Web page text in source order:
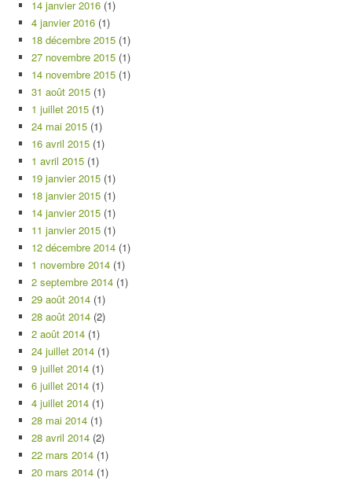
14 janvier 2016 (1)
4 janvier 2016 (1)
18 décembre 2015 (1)
27 novembre 2015 (1)
14 novembre 2015 (1)
31 août 2015 (1)
1 juillet 2015 (1)
24 mai 2015 (1)
16 avril 2015 (1)
1 avril 2015 (1)
19 janvier 2015 (1)
18 janvier 2015 (1)
14 janvier 2015 (1)
11 janvier 2015 (1)
12 décembre 2014 (1)
1 novembre 2014 (1)
2 septembre 2014 (1)
29 août 2014 (1)
28 août 2014 (2)
2 août 2014 (1)
24 juillet 2014 (1)
9 juillet 2014 (1)
6 juillet 2014 (1)
4 juillet 2014 (1)
28 mai 2014 (1)
28 avril 2014 (2)
22 mars 2014 (1)
20 mars 2014 (1)